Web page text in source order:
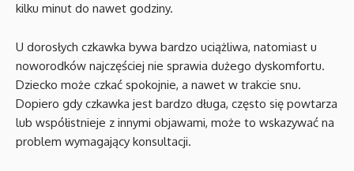
kilku minut do nawet godziny.
U dorosłych czkawka bywa bardzo uciążliwa, natomiast u
noworodków najczęściej nie sprawia dużego dyskomfortu.
Dziecko może czkać spokojnie, a nawet w trakcie snu.
Dopiero gdy czkawka jest bardzo długa, często się powtarza
lub współistnieje z innymi objawami, może to wskazywać na
problem wymagający konsultacji.